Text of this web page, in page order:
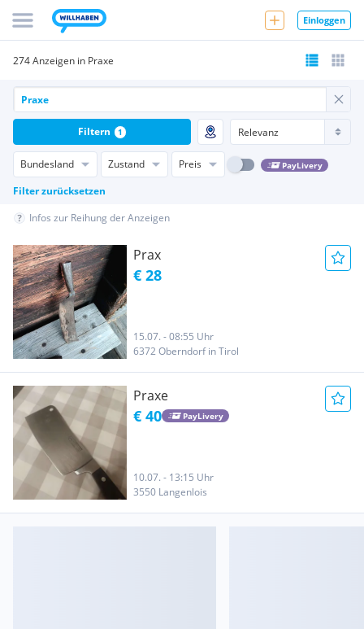
Einloggen
274 Anzeigen in Praxe
Bundesland Zustand Preis PayLivery
Filter zurücksetzen
Filtern 1
Infos zur Reihung der Anzeigen
Prax
€ 28
15.07. - 08:55 Uhr
6372 Oberndorf in Tirol
Praxe
€ 40 PayLivery
10.07. - 13:15 Uhr
3550 Langenlois